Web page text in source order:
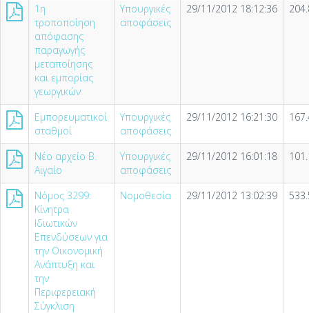
1η
τροποποίηση
απόφασης
παραγωγής
μεταποίησης
και εμπορίας
γεωργικών
Υπουργικές
αποφάσεις
29/11/2012 18:12:36
Εμπορευματικοί
σταθμοί
Υπουργικές
αποφάσεις
29/11/2012 16:21:30
Νέο αρχείο Β.
Αιγαίο
Υπουργικές
αποφάσεις
29/11/2012 16:01:18
Νόμος 3299:
Κίνητρα
Ιδιωτικών
Επενδύσεων για
την Οικονομική
Ανάπτυξη και
την
Περιφερειακή
Σύγκλιση
Νομοθεσία 29/11/2012 13:02:39